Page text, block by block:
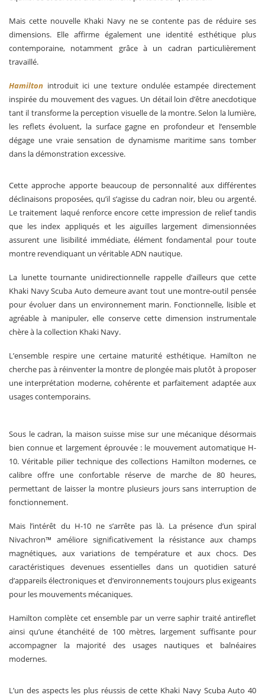
Mais cette nouvelle Khaki Navy ne se contente pas de réduire ses
dimensions. Elle affirme également une identité esthétique plus
contemporaine, notamment grâce à un cadran particulièrement
travaillé.
Hamilton introduit ici une texture ondulée estampée directement
inspirée du mouvement des vagues. Un détail loin d’être anecdotique
tant il transforme la perception visuelle de la montre. Selon la lumière,
les reflets évoluent, la surface gagne en profondeur et l’ensemble
dégage une vraie sensation de dynamisme maritime sans tomber
dans la démonstration excessive.
Cette approche apporte beaucoup de personnalité aux différentes
déclinaisons proposées, qu’il s’agisse du cadran noir, bleu ou argenté.
Le traitement laqué renforce encore cette impression de relief tandis
que les index appliqués et les aiguilles largement dimensionnées
assurent une lisibilité immédiate, élément fondamental pour toute
montre revendiquant un véritable ADN nautique.
La lunette tournante unidirectionnelle rappelle d’ailleurs que cette
Khaki Navy Scuba Auto demeure avant tout une montre-outil pensée
pour évoluer dans un environnement marin. Fonctionnelle, lisible et
agréable à manipuler, elle conserve cette dimension instrumentale
chère à la collection Khaki Navy.
L’ensemble respire une certaine maturité esthétique. Hamilton ne
cherche pas à réinventer la montre de plongée mais plutôt à proposer
une interprétation moderne, cohérente et parfaitement adaptée aux
usages contemporains.
Sous le cadran, la maison suisse mise sur une mécanique désormais
bien connue et largement éprouvée : le mouvement automatique H-
10. Véritable pilier technique des collections Hamilton modernes, ce
calibre offre une confortable réserve de marche de 80 heures,
permettant de laisser la montre plusieurs jours sans interruption de
fonctionnement.
Mais l’intérêt du H-10 ne s’arrête pas là. La présence d’un spiral
Nivachron™ améliore significativement la résistance aux champs
magnétiques, aux variations de température et aux chocs. Des
caractéristiques devenues essentielles dans un quotidien saturé
d’appareils électroniques et d’environnements toujours plus exigeants
pour les mouvements mécaniques.
Hamilton complète cet ensemble par un verre saphir traité antireflet
ainsi qu’une étanchéité de 100 mètres, largement suffisante pour
accompagner la majorité des usages nautiques et balnéaires
modernes.
L’un des aspects les plus réussis de cette Khaki Navy Scuba Auto 40